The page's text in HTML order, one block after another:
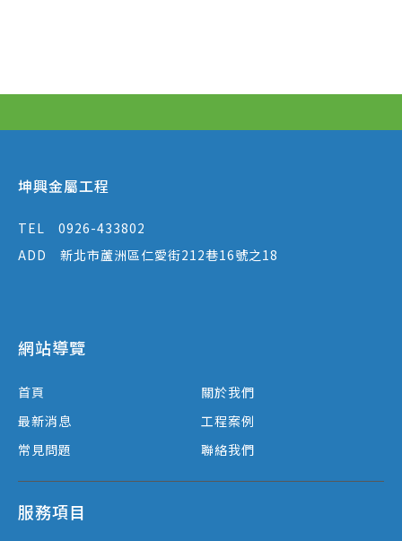
坤興金屬工程
TEL
0926-433802
ADD
新北市蘆洲區仁愛街212巷16號之18
網站導覽
首頁
關於我們
最新消息
工程案例
常見問題
聯絡我們
服務項目